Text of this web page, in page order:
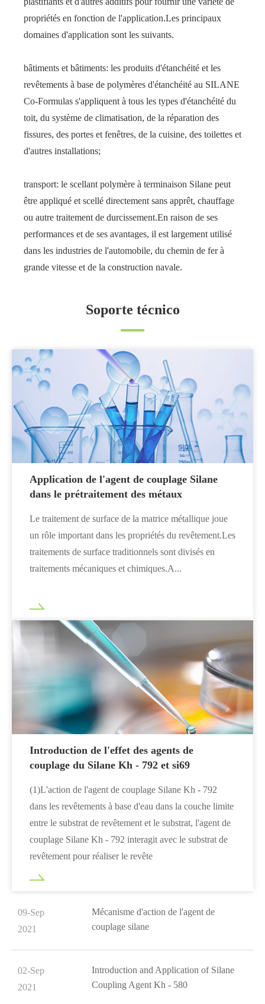
propriétés en fonction de l'application.Les principaux
domaines d'application sont les suivants.
bâtiments et bâtiments: les produits d'étanchéité et les
revêtements à base de polymères d'étanchéité au SILANE
Co-Formulas s'appliquent à tous les types d'étanchéité du
toit, du système de climatisation, de la réparation des
fissures, des portes et fenêtres, de la cuisine, des toilettes et
d'autres installations;
transport: le scellant polymère à terminaison Silane peut
être appliqué et scellé directement sans apprêt, chauffage
ou autre traitement de durcissement.En raison de ses
performances et de ses avantages, il est largement utilisé
dans les industries de l'automobile, du chemin de fer à
grande vitesse et de la construction navale.
Soporte técnico
Application de l'agent de couplage Silane
dans le prétraitement des métaux
Le traitement de surface de la matrice métallique joue
un rôle important dans les propriétés du revêtement.Les
traitements de surface traditionnels sont divisés en
traitements mécaniques et chimiques.A...
Introduction de l'effet des agents de
couplage du Silane Kh - 792 et si69
(1)L'action de l'agent de couplage Silane Kh - 792
dans les revêtements à base d'eau dans la couche limite
entre le substrat de revêtement et le substrat, l'agent de
couplage Silane Kh - 792 interagit avec le substrat de
revêtement pour réaliser le revête
09-Sep
2021
Mécanisme d'action de l'agent de
couplage silane
02-Sep
2021
Introduction and Application of Silane
Coupling Agent Kh - 580